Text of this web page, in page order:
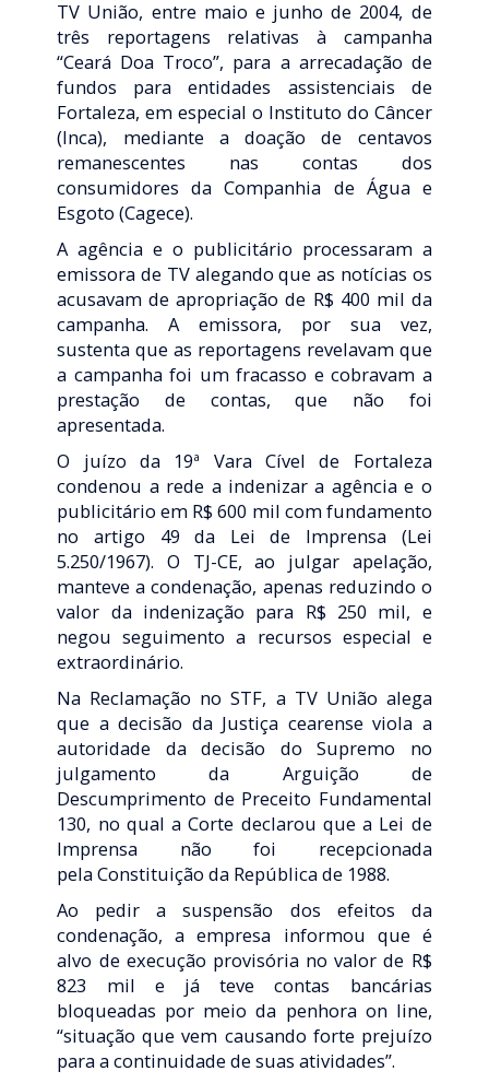
TV União, entre maio e junho de 2004, de
três reportagens relativas à campanha
“Ceará Doa Troco”, para a arrecadação de
fundos para entidades assistenciais de
Fortaleza, em especial o Instituto do Câncer
(Inca), mediante a doação de centavos
remanescentes nas contas dos
consumidores da Companhia de Água e
Esgoto (Cagece).
A agência e o publicitário processaram a
emissora de TV alegando que as notícias os
acusavam de apropriação de R$ 400 mil da
campanha. A emissora, por sua vez,
sustenta que as reportagens revelavam que
a campanha foi um fracasso e cobravam a
prestação de contas, que não foi
apresentada.
O juízo da 19ª Vara Cível de Fortaleza
condenou a rede a indenizar a agência e o
publicitário em R$ 600 mil com fundamento
no artigo 49 da Lei de Imprensa (Lei
5.250/1967). O TJ-CE, ao julgar apelação,
manteve a condenação, apenas reduzindo o
valor da indenização para R$ 250 mil, e
negou seguimento a recursos especial e
extraordinário.
Na Reclamação no STF, a TV União alega
que a decisão da Justiça cearense viola a
autoridade da decisão do Supremo no
julgamento da Arguição de
Descumprimento de Preceito Fundamental
130, no qual a Corte declarou que a Lei de
Imprensa não foi recepcionada
pela Constituição da República de 1988.
Ao pedir a suspensão dos efeitos da
condenação, a empresa informou que é
alvo de execução provisória no valor de R$
823 mil e já teve contas bancárias
bloqueadas por meio da penhora on line,
“situação que vem causando forte prejuízo
para a continuidade de suas atividades”.